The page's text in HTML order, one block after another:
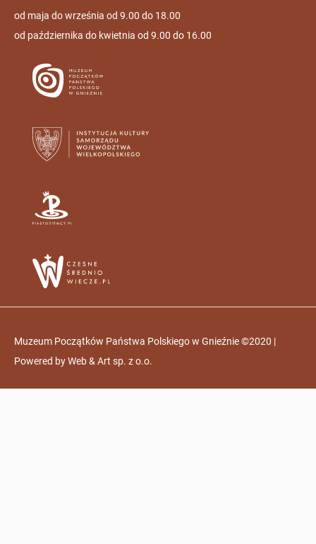
od maja do września od 9.00 do 18.00
od października do kwietnia od 9.00 do 16.00
Muzeum Początków Państwa Polskiego w Gnieźnie ©2020 |
Powered byWeb & Art sp. z o.o.